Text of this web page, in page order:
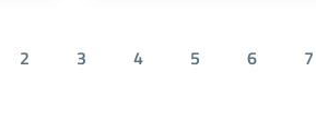
2 3 4 5 6 7